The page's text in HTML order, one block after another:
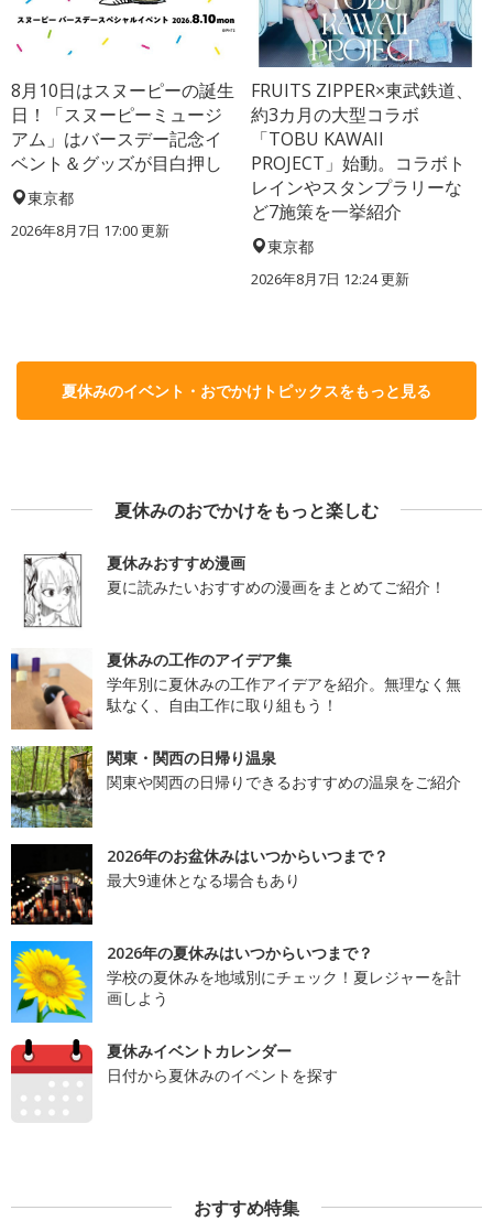
8月10日はスヌーピーの誕生
日！「スヌーピーミュージ
アム」はバースデー記念イ
ベント＆グッズが目白押し
東京都
2026年8月7日 17:00更新
FRUITS ZIPPER×東武鉄道、
約3カ月の大型コラボ
「TOBU KAWAII
PROJECT」始動。コラボト
レインやスタンプラリーな
ど7施策を一挙紹介
東京都
2026年8月7日 12:24更新
夏休みのイベント・おでかけトピックスをもっと見る
夏休みのおでかけをもっと楽しむ
夏休みおすすめ漫画
夏に読みたいおすすめの漫画をまとめてご紹介！
夏休みの工作のアイデア集
学年別に夏休みの工作アイデアを紹介。無理なく無
駄なく、自由工作に取り組もう！
関東・関西の日帰り温泉
関東や関西の日帰りできるおすすめの温泉をご紹介
2026年のお盆休みはいつからいつまで？
最大9連休となる場合もあり
2026年の夏休みはいつからいつまで？
学校の夏休みを地域別にチェック！夏レジャーを計
画しよう
夏休みイベントカレンダー
日付から夏休みのイベントを探す
おすすめ特集